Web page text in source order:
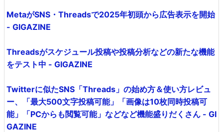
MetaがSNS・Threadsで2025年初頭から広告表示を開始
- GIGAZINE
Threadsがスケジュール投稿や投稿分析などの新たな機能
をテスト中 - GIGAZINE
Twitterに似たSNS「Threads」の始め方＆使い方レビュ
ー、「最大500文字投稿可能」「画像は10枚同時投稿可
能」「PCからも閲覧可能」などなど機能盛りだくさん - GI
GAZINE